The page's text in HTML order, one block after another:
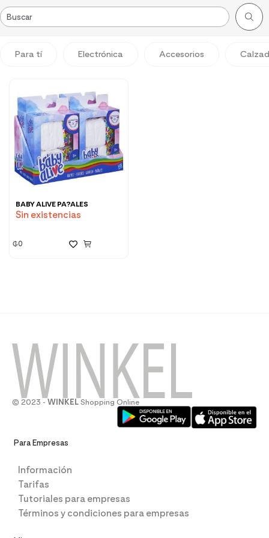
Para tí Electrónica Accesorios
BABY ALIVE PA?ALES
Sin existencias
₲0
© 2023 - WINKEL Shopping Online
Para Empresas
Información
Tarifas
Tutoriales para empresas
Términos y condiciones para empresas